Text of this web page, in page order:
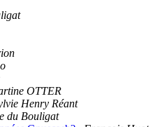
OTTER
Henry Réant
du Bouligat